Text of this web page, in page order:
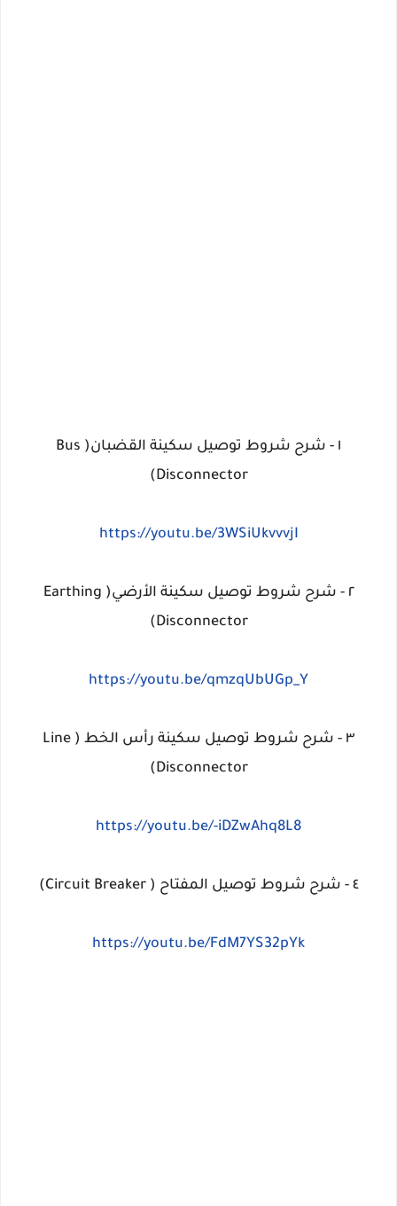
١ - شرح شروط توصيل سكينة القضبان( Bus
Disconnector)
https://youtu.be/3WSiUkvvvjI
٢ - شرح شروط توصيل سكينة الأرضي( Earthing
Disconnector)
https://youtu.be/qmzqUbUGp_Y
٣ - شرح شروط توصيل سكينة رأس الخط ( Line
Disconnector)
https://youtu.be/-iDZwAhq8L8
٤ - شرح شروط توصيل المفتاح ( Circuit Breaker)
https://youtu.be/FdM7YS32pYk